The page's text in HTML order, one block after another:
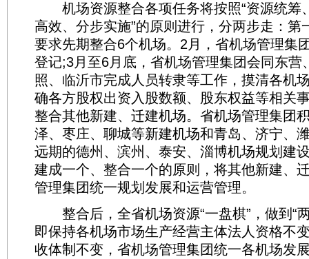
机场资源整合各项任务将按照“资源统筹
高效、分步实施”的原则进行，分两步走：第
要求先期整合6个机场。2月，省机场管理集
登记;3月至6月底，省机场管理集团会同东营
照、临沂市完成人员转隶等工作，摸清各机
确各方股权出资入股数额、股东权益等相关
整合其他新建、迁建机场。省机场管理集团
泽、枣庄、聊城等新建机场和青岛、济宁、
远期的德州、滨州、泰安、淄博机场规划建
建成一个、整合一个的原则，将其他新建、
管理集团统一规划发展和运营管理。
整合后，全省机场资源“一盘棋”，做到“两
即保持各机场市场生产经营主体法人资格不
收体制不变，省机场管理集团统一各机场发